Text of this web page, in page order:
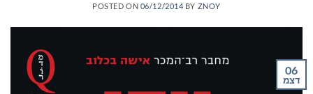
POSTED ON 06/12/2014 BY ZNOY
06
דצמ